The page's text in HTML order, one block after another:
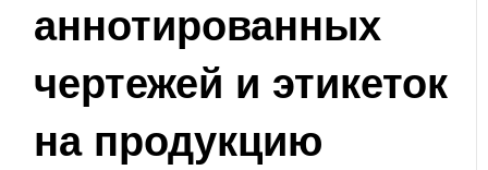
аннотированных
чертежей и этикеток
на продукцию